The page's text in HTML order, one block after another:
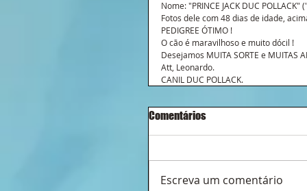
Nome: "PRINCE JACK DUC POLLACK"
Fotos dele com 48 dias de idade,
PEDIGREE ÓTIMO !
O cão é maravilhoso e muito dócil !
Desejamos MUITA SORTE e MUITAS
Att, Leonardo.
CANIL DUC POLLACK.
Comentários
Escreva um comentário